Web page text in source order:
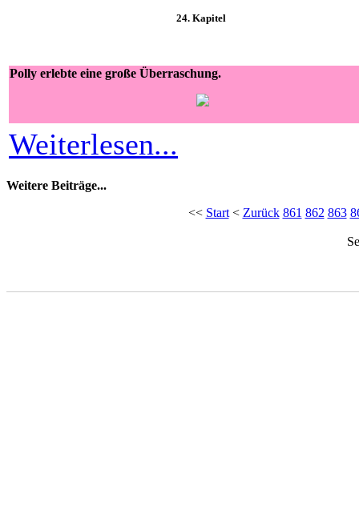
24. Kapitel
Polly erlebte eine große Überraschung.
Weiterlesen...
Weitere Beiträge...
<< Start< Zurück 861 862 863